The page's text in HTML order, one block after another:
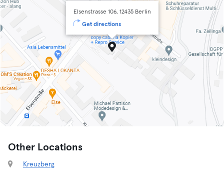
Elsenstrasse 106, 12435 Berlin
Get directions
Other Locations
Kreuzberg